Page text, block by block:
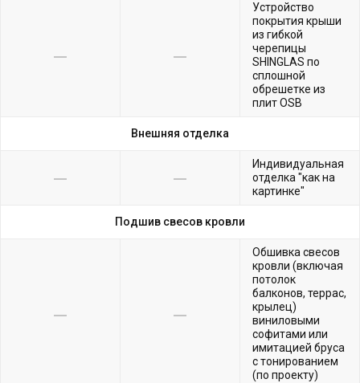
Устройство
покрытия крыши
из гибкой
черепицы
SHINGLAS по
сплошной
обрешетке из
плит OSB
Внешняя отделка
Индивидуальная
отделка "как на
картинке"
Подшив свесов кровли
Обшивка свесов
кровли (включая
потолок
балконов, террас,
крылец)
виниловыми
софитами или
имитацией бруса
с тонированием
(по проекту)